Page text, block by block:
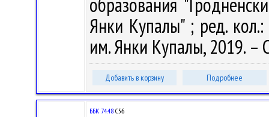
Янки Купалы" ; ред.
им. Янки Купалы, 2019. –
Добавить в корзину Подробнее
ББК 74.48 С56